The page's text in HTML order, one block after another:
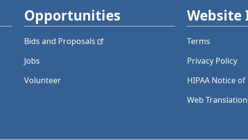
Opportunities
Bids and Proposals
Jobs
Volunteer
Terms
Privacy Policy
HIPAA Notice
Web